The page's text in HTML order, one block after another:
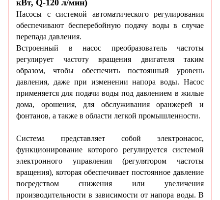
кВт, Q-120 л/мин)
Насосы с системой автоматического регулирования
обеспечивают бесперебойную подачу воды в случае
перепада давления.
Встроенный в насос преобразователь частоты
регулирует частоту вращения двигателя таким
образом, чтобы обеспечить постоянный уровень
давления, даже при изменении напора воды. Насос
применяется для подачи воды под давлением в жилые
дома, орошения, для обслуживания оранжерей и
фонтанов, а также в области легкой промышленности.
Система представляет собой электронасос,
функционирование которого регулируется системой
электронного управления (регулятором частоты
вращения), которая обеспечивает постоянное давление
посредством снижения или увеличения
производительности в зависимости от напора воды. В